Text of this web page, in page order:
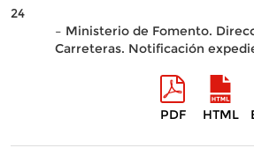
24
– Ministerio de Fomento.
Carreteras. Notificación
PDF HTML